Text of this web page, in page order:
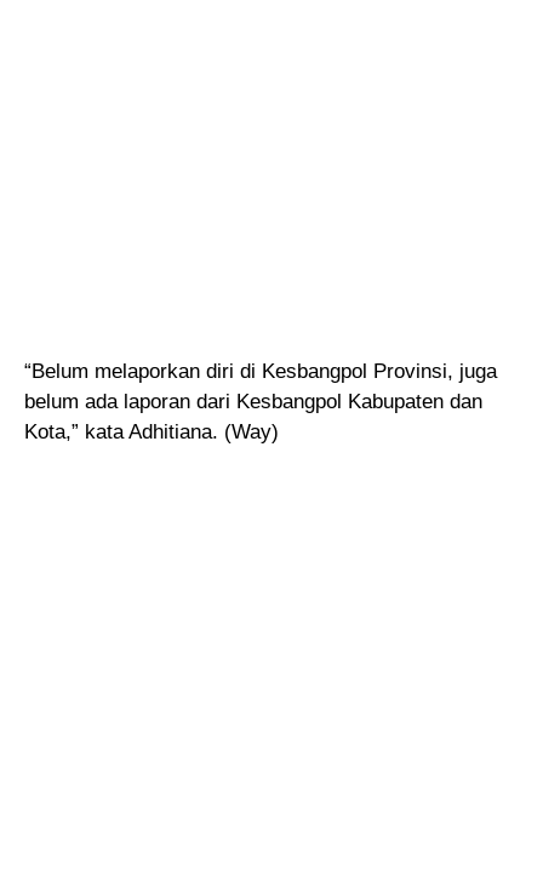
“Belum melaporkan diri di Kesbangpol Provinsi, juga
belum ada laporan dari Kesbangpol Kabupaten dan
Kota,” kata Adhitiana. (Way)